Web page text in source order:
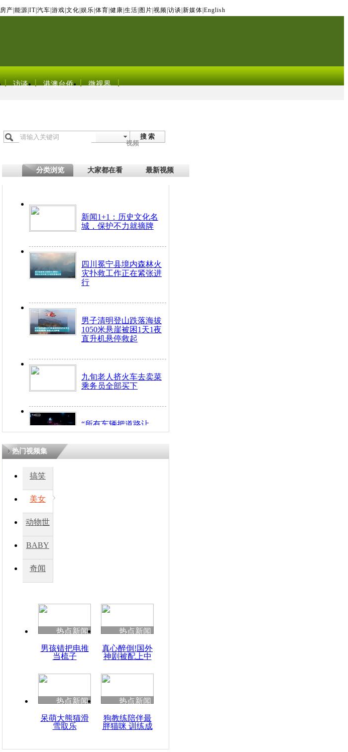
房产 能源 IT| 汽车 游戏 文化 娱乐 体育 健康 生活 图片 视频 访谈 新媒体 English
访谈 港澳台侨 微视界
搜 索
视频
分类浏览 大家都在看 最新视频
新闻1+1：历史文化名
城，保护不力就摘牌
四川冕宁县境内森林火
灾扑救工作正在紧张进
行
男子清明登山跌落海拔
1050米悬崖被困1天1夜
直升机悬停救起
九旬老人挤火车去卖菜
乘务员全部买下
“所有车辆把道路让
开！”儿童突发疾病交
因
度苗族花山节
魂
热门视频集
搞笑
美女
动物世
BABY
秀
奇闻
热点新闻
男孩错把电推
当梳子
热点新闻
真心醉倒!国外
神剧被配上中
热点新闻
呆萌大熊猫滑
雪取乐
热点新闻
狗教练陪伴最
胖猫咪 训练成